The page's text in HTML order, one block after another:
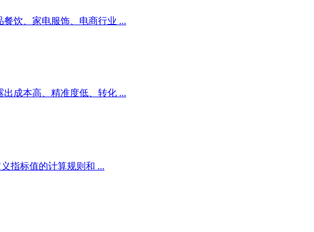
饮、家电服饰、电商行业 ...
成本高、精准度低、转化 ...
指标值的计算规则和 ...